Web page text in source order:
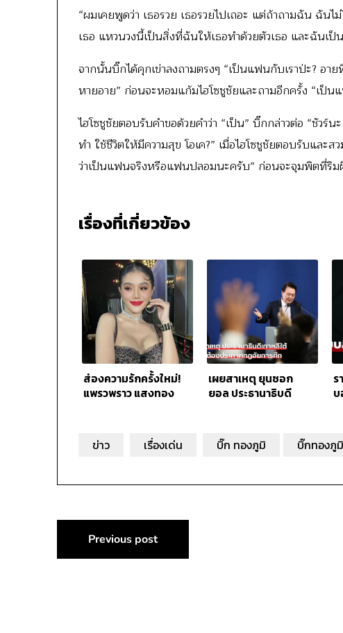
“ผมเคยพูดว่า เธอรวย เธอรวยไปเถอะ แต่ถ้าถามฉัน ฉัน
เธอ แหวนวงนี้เป็นสิ่งที่ฉันให้เธอทำด้วยตัวเธอ และฉันเป็
จากนั้นบิ๊กได้คุกเข่าลงถามตรงๆ “เป็นแฟนกับเราป่ะ? อา
หายอาย” ก่อนจะหอมแก้มไฮโซชูชัยและถามอีกครั้ง “เป็น
ไฮโซชูชัยตอบรับคำขอด้วยคำว่า “เป็น” บิ๊กกล่าวต่อ “ชัวร์
ทำ ใช้ชีวิตให้มีความสุข โอเค?” เมื่อไฮโซชูชัยตอบรับและ
ว่าเป็นแฟนจริงหรือแฟนปลอมนะครับ” ก่อนจะจุมพิตที่
เรื่องที่เกี่ยวข้อง
ส่องความรักครั้งใหม่!
แพรวพราว แสงทอง
เผยสาเหตุ ยุนซอก
ยอล ประธานาธิบดี
ข่าว เรื่องเด่น บิ๊ก ทองภูมิ บิ๊กทองภู
แนะแนว
เรื่อง
Previous post